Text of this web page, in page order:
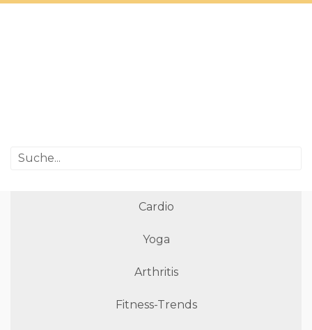
Cardio
Yoga
Arthritis
Fitness-Trends